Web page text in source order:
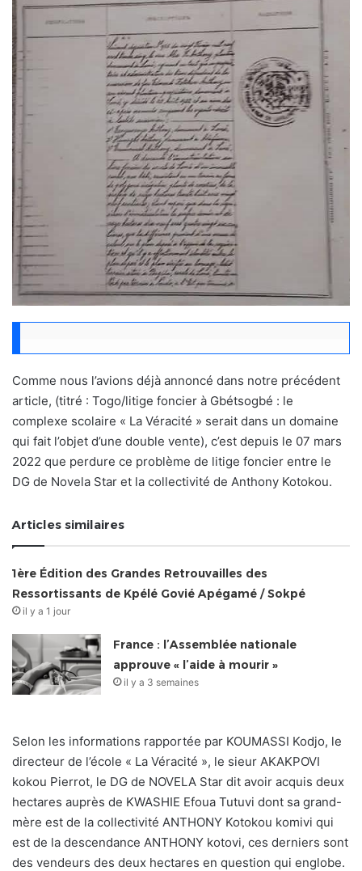
Comme nous l’avions déjà annoncé dans notre précédent
article, (titré : Togo/litige foncier à Gbétsogbé : le
complexe scolaire « La Véracité » serait dans un domaine
qui fait l’objet d’une double vente), c’est depuis le 07 mars
2022 que perdure ce problème de litige foncier entre le
DG de Novela Star et la collectivité de Anthony Kotokou.
Articles similaires
1ère Édition des Grandes Retrouvailles des
Ressortissants de Kpélé Govié Apégamé / Sokpé
il y a 1 jour
France : l’Assemblée nationale
approuve « l’aide à mourir »
il y a 3 semaines
Selon les informations rapportée par KOUMASSI Kodjo, le
directeur de l’école « La Véracité », le sieur AKAKPOVI
kokou Pierrot, le DG de NOVELA Star dit avoir acquis deux
hectares auprès de KWASHIE Efoua Tutuvi dont sa grand-
mère est de la collectivité ANTHONY Kotokou komivi qui
est de la descendance ANTHONY kotovi, ces derniers sont
des vendeurs des deux hectares en question qui englobe.